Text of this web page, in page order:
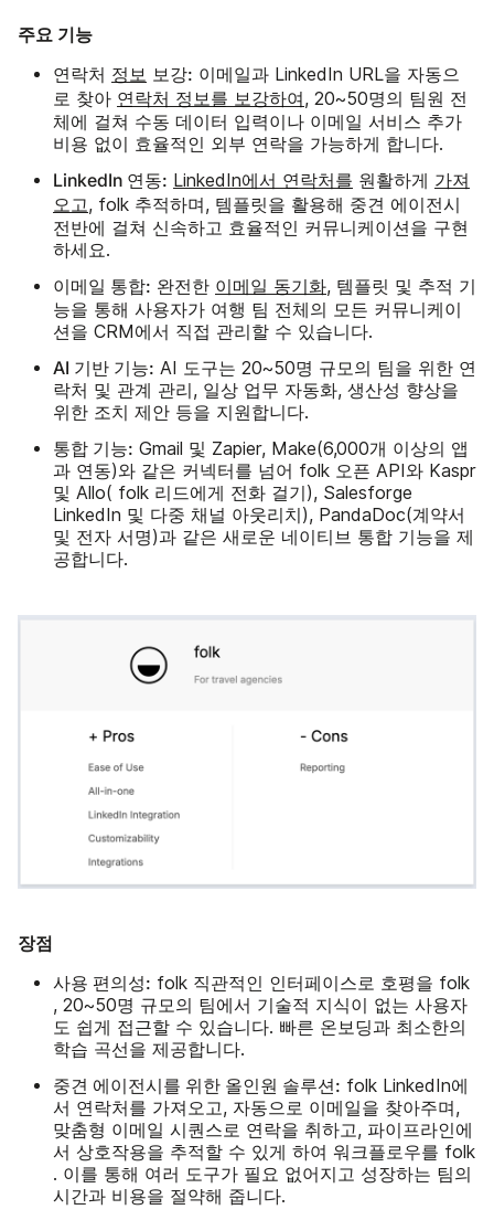
주요 기능
연락처 정보 보강: 이메일과 LinkedIn URL을 자동으
로 찾아 연락처 정보를 보강하여, 20~50명의 팀원 전
체에 걸쳐 수동 데이터 입력이나 이메일 서비스 추가
비용 없이 효율적인 외부 연락을 가능하게 합니다.
LinkedIn 연동: LinkedIn에서 연락처를 원활하게 가져
오고, folk 추적하며, 템플릿을 활용해 중견 에이전시
전반에 걸쳐 신속하고 효율적인 커뮤니케이션을 구현
하세요.
이메일 통합: 완전한 이메일 동기화, 템플릿 및 추적 기
능을 통해 사용자가 여행 팀 전체의 모든 커뮤니케이
션을 CRM에서 직접 관리할 수 있습니다.
AI 기반 기능: AI 도구는 20~50명 규모의 팀을 위한 연
락처 및 관계 관리, 일상 업무 자동화, 생산성 향상을
위한 조치 제안 등을 지원합니다.
통합 기능: Gmail 및 Zapier, Make(6,000개 이상의 앱
과 연동)와 같은 커넥터를 넘어 folk 오픈 API와 Kaspr
및 Allo( folk 리드에게 전화 걸기), Salesforge
LinkedIn 및 다중 채널 아웃리치), PandaDoc(계약서
및 전자 서명)과 같은 새로운 네이티브 통합 기능을 제
공합니다.
장점
사용 편의성: folk 직관적인 인터페이스로 호평을 folk
, 20~50명 규모의 팀에서 기술적 지식이 없는 사용자
도 쉽게 접근할 수 있습니다. 빠른 온보딩과 최소한의
학습 곡선을 제공합니다.
중견 에이전시를 위한 올인원 솔루션: folk LinkedIn에
서 연락처를 가져오고, 자동으로 이메일을 찾아주며,
맞춤형 이메일 시퀀스로 연락을 취하고, 파이프라인에
서 상호작용을 추적할 수 있게 하여 워크플로우를 folk
. 이를 통해 여러 도구가 필요 없어지고 성장하는 팀의
시간과 비용을 절약해 줍니다.